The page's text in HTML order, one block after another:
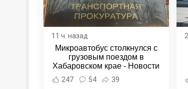
11 ч. назад
Микроавтобус столкнулся с
грузовым поездом в
Хабаровском крае - Новости
Хабаровска и Хабаровского
края
247 54 39